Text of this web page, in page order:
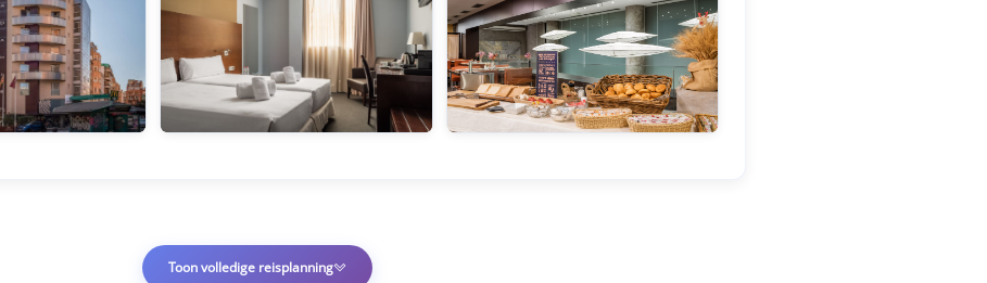
Dag 2 - Ontdek Barcelona
Dag 3 - Vrije dag in Barcelona
Dag 4 - Treinreis naar Valencia
Dag 5 - Ontdek Valencia
Dag 6 - Vrije dag in Valencia
Dag 7 - Terugreis naar huis
Toon volledige reisplanning